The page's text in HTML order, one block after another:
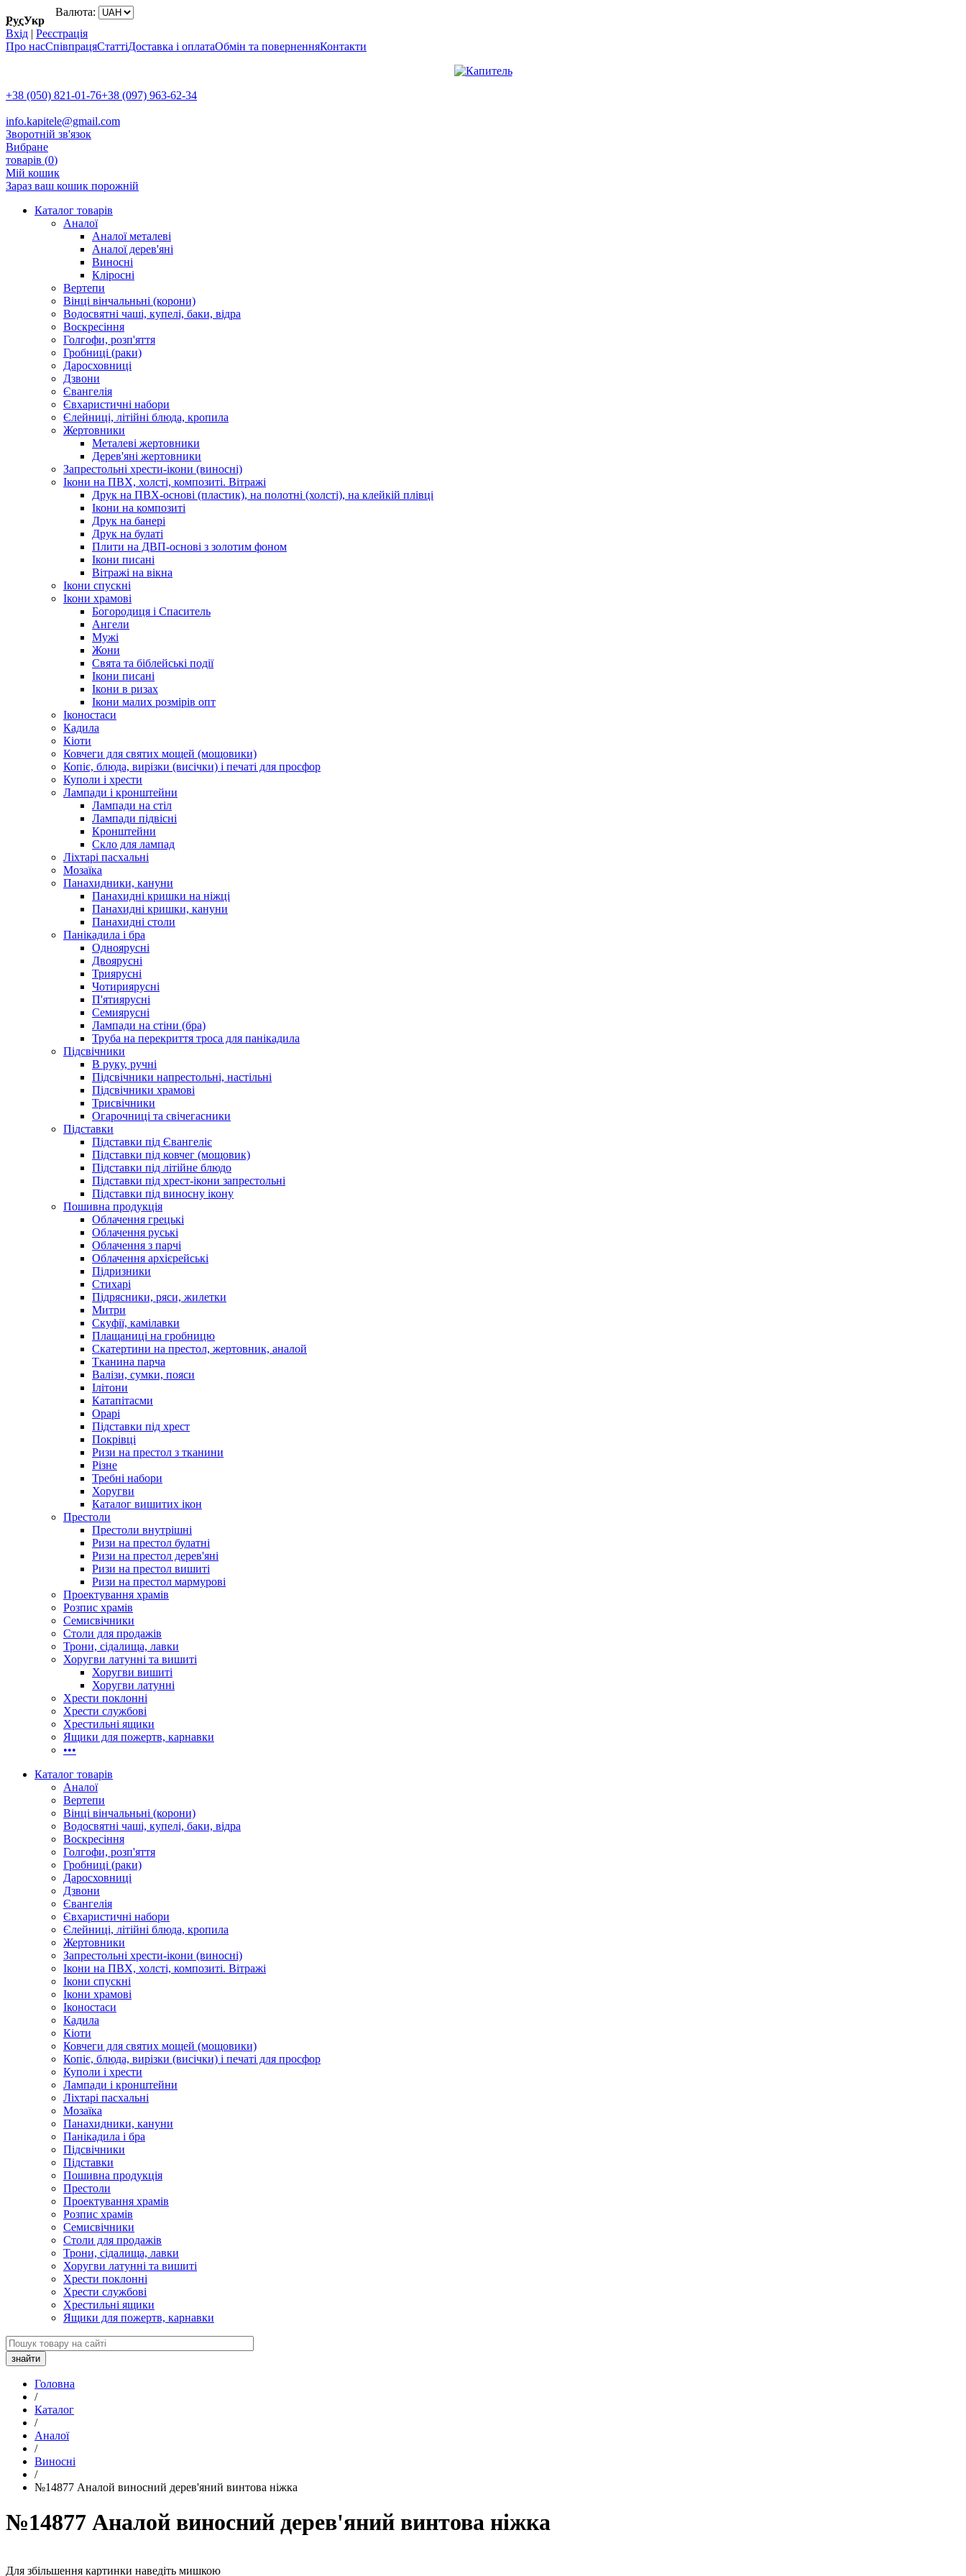
РусУкр
Валюта:
Вхід | Реєстрація
Про насСпівпрацяСтаттіДоставка і оплатаОбмін та поверненняКонтакти
+38 (050) 821-01-76+38 (097) 963-62-34
info.kapitele@gmail.com
Зворотній зв'язок
Вибране
товарів (0)
Мій кошик
Зараз ваш кошик порожній
Каталог товарів
Аналої
Аналої металеві
Аналої дерев'яні
Виносні
Кліросні
Вертепи
Вінці вінчальньні (корони)
Водосвятні чаші, купелі, баки, відра
Воскресіння
Голгофи, розп'яття
Гробниці (раки)
Даросховниці
Дзвони
Євангелія
Євхаристичні набори
Єлейниці, літійні блюда, кропила
Жертовники
Металеві жертовники
Дерев'яні жертовники
Запрестольні хрести-ікони (виносні)
Ікони на ПВХ, холсті, композиті. Вітражі
Друк на ПВХ-основі (пластик), на полотні (холсті), на клейкій плівці
Ікони на композиті
Друк на банері
Друк на булаті
Плити на ДВП-основі з золотим фоном
Ікони писані
Вітражі на вікна
Ікони спускні
Ікони храмові
Богородиця і Спаситель
Ангели
Мужі
Жони
Свята та біблейські події
Ікони писані
Ікони в ризах
Ікони малих розмірів опт
Іконостаси
Кадила
Кіоти
Ковчеги для святих мощей (мощовики)
Копіє, блюда, вирізки (висічки) і печаті для просфор
Куполи і хрести
Лампади і кронштейни
Лампади на стіл
Лампади підвісні
Кронштейни
Скло для лампад
Ліхтарі пасхальні
Мозаїка
Панахидники, кануни
Панахидні кришки на ніжці
Панахидні кришки, кануни
Панахидні столи
Панікадила і бра
Одноярусні
Двоярусні
Триярусні
Чотириярусні
П'ятиярусні
Семиярусні
Лампади на стіни (бра)
Труба на перекриття троса для панікадила
Підсвічники
В руку, ручні
Підсвічники напрестольні, настільні
Підсвічники храмові
Трисвічники
Огарочниці та свічегасники
Підставки
Підставки під Євангеліє
Підставки під ковчег (мощовик)
Підставки під літійне блюдо
Підставки під хрест-ікони запрестольні
Підставки під виносну ікону
Пошивна продукція
Облачення грецькі
Облачення руські
Облачення з парчі
Облачення архієрейські
Підризники
Стихарі
Підрясники, ряси, жилетки
Митри
Скуфії, камілавки
Плащаниці на гробницю
Скатертини на престол, жертовник, аналой
Тканина парча
Валізи, сумки, пояси
Ілітони
Катапітасми
Орарі
Підставки під хрест
Покрівці
Ризи на престол з тканини
Різне
Требні набори
Хоругви
Каталог вишитих ікон
Престоли
Престоли внутрішні
Ризи на престол булатні
Ризи на престол дерев'яні
Ризи на престол вишиті
Ризи на престол мармурові
Проектування храмів
Розпис храмів
Семисвічники
Столи для продажів
Трони, сідалища, лавки
Хоругви латунні та вишиті
Хоругви вишиті
Хоругви латунні
Хрести поклонні
Хрести службові
Хрестильні ящики
Ящики для пожертв, карнавки
•••
Каталог товарів
Аналої
Вертепи
Вінці вінчальньні (корони)
Водосвятні чаші, купелі, баки, відра
Воскресіння
Голгофи, розп'яття
Гробниці (раки)
Даросховниці
Дзвони
Євангелія
Євхаристичні набори
Єлейниці, літійні блюда, кропила
Жертовники
Запрестольні хрести-ікони (виносні)
Ікони на ПВХ, холсті, композиті. Вітражі
Ікони спускні
Ікони храмові
Іконостаси
Кадила
Кіоти
Ковчеги для святих мощей (мощовики)
Копіє, блюда, вирізки (висічки) і печаті для просфор
Куполи і хрести
Лампади і кронштейни
Ліхтарі пасхальні
Мозаїка
Панахидники, кануни
Панікадила і бра
Підсвічники
Підставки
Пошивна продукція
Престоли
Проектування храмів
Розпис храмів
Семисвічники
Столи для продажів
Трони, сідалища, лавки
Хоругви латунні та вишиті
Хрести поклонні
Хрести службові
Хрестильні ящики
Ящики для пожертв, карнавки
Головна
/
Каталог
/
Аналої
/
Виносні
/
№14877 Аналой виносний дерев'яний винтова ніжка
№14877 Аналой виносний дерев'яний винтова ніжка
Для збільшення картинки наведіть мишкою